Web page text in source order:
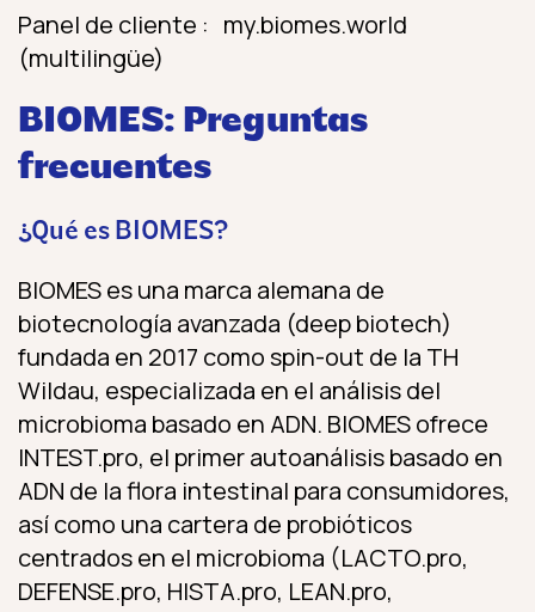
Panel de cliente : my.biomes.world
(multilingüe)
BIOMES: Preguntas
frecuentes
¿Qué es BIOMES?
BIOMES es una marca alemana de
biotecnología avanzada (deep biotech)
fundada en 2017 como spin-out de la TH
Wildau, especializada en el análisis del
microbioma basado en ADN. BIOMES ofrece
INTEST.pro, el primer autoanálisis basado en
ADN de la flora intestinal para consumidores,
así como una cartera de probióticos
centrados en el microbioma (LACTO.pro,
DEFENSE.pro, HISTA.pro, LEAN.pro,